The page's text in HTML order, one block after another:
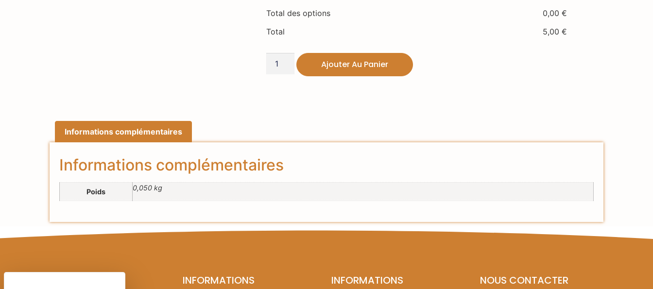
Total des options
0,00 €
Total
5,00 €
Ajouter Au Panier
Informations complémentaires
Informations complémentaires
Poids 0,050 kg
INFORMATIONS INFORMATIONS NOUS CONTACTER